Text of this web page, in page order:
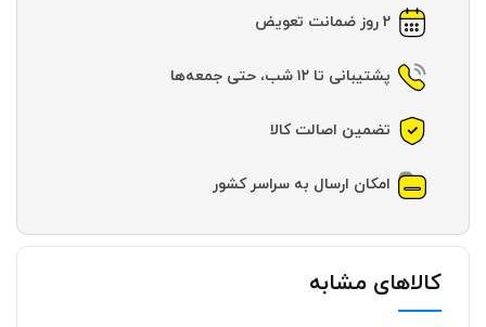
2 روز ضمانت تعویض
پشتیبانی تا ۱۲ شب، حتی جمعه‌ها
تضمین اصالت کالا
امکان ارسال به سراسر کشور
کالاهای مشابه